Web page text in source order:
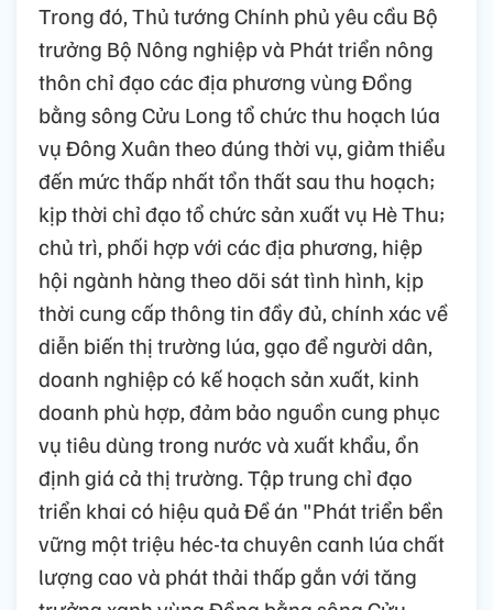
Trong đó, Thủ tướng Chính phủ yêu cầu Bộ
trưởng Bộ Nông nghiệp và Phát triển nông
thôn chỉ đạo các địa phương vùng Đồng
bằng sông Cửu Long tổ chức thu hoạch lúa
vụ Đông Xuân theo đúng thời vụ, giảm thiểu
đến mức thấp nhất tổn thất sau thu hoạch;
kịp thời chỉ đạo tổ chức sản xuất vụ Hè Thu;
chủ trì, phối hợp với các địa phương, hiệp
hội ngành hàng theo dõi sát tình hình, kịp
thời cung cấp thông tin đầy đủ, chính xác về
diễn biến thị trường lúa, gạo để người dân,
doanh nghiệp có kế hoạch sản xuất, kinh
doanh phù hợp, đảm bảo nguồn cung phục
vụ tiêu dùng trong nước và xuất khẩu, ổn
định giá cả thị trường. Tập trung chỉ đạo
triển khai có hiệu quả Đề án "Phát triển bền
vững một triệu héc-ta chuyên canh lúa chất
lượng cao và phát thải thấp gắn với tăng